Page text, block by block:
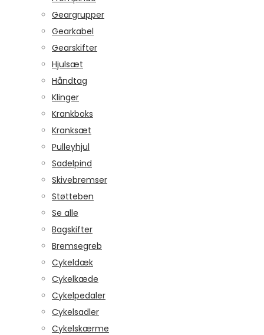
Geargrupper
Gearkabel
Gearskifter
Hjulsæt
Håndtag
Klinger
Krankboks
Kranksæt
Pulleyhjul
Sadelpind
Skivebremser
Støtteben
Se alle
Bagskifter
Bremsegreb
Cykeldæk
Cykelkæde
Cykelpedaler
Cykelsadler
Cykelskærme